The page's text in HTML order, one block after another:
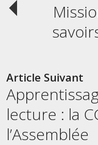
navigation
Article Suivant
lecture : la
l’Assemblée